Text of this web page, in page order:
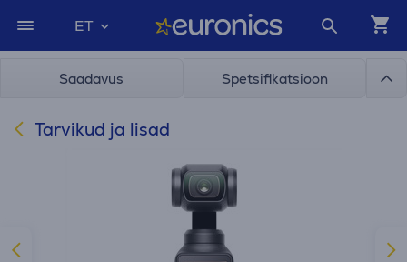
ET
Saadavus Spetsifikatsioon
Tarvikud ja lisad